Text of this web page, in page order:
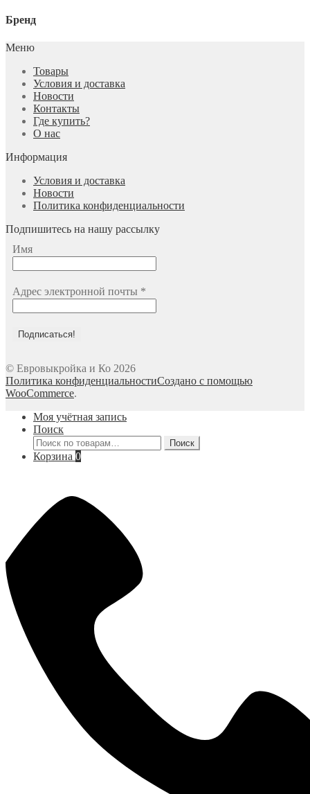
Бренд
Меню
Товары
Условия и доставка
Новости
Контакты
Где купить?
О нас
Информация
Условия и доставка
Новости
Политика конфиденциальности
Подпишитесь на нашу рассылку
Имя
Адрес электронной почты *
© Евровыкройка и Ко 2026
Политика конфиденциальностиСоздано с помощью
WooCommerce.
Моя учётная запись
Поиск
Искать:
Поиск
Корзина 0